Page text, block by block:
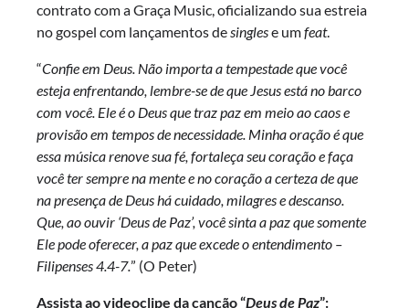
contrato com a Graça Music, oficializando sua estreia
no gospel com lançamentos desinglese umfeat.
“Confie em Deus. Não importa a tempestade que você
esteja enfrentando, lembre-se de que Jesus está no barco
com você. Ele é o Deus que traz paz em meio ao caos e
provisão em tempos de necessidade. Minha oração é que
essa música renove sua fé, fortaleça seu coração e faça
você ter sempre na mente e no coração a certeza de que
na presença de Deus há cuidado, milagres e descanso.
Que, ao ouvir ‘Deus de Paz’, você sinta a paz que somente
Ele pode oferecer, a paz que excede o entendimento –
Filipenses 4.4-7.” (O Peter)
Assista ao videoclipe da canção “Deus de Paz”: